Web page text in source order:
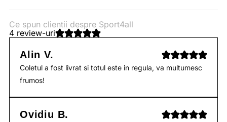
Ce spun clientii despre Sport4all
4 review-uri
Alin V.
Coletul a fost livrat si totul este in regula, va multumesc
frumos!
Ovidiu B.